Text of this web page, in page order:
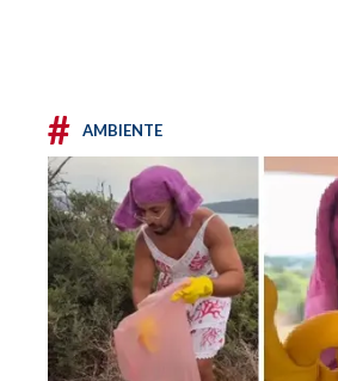
# AMBIENTE